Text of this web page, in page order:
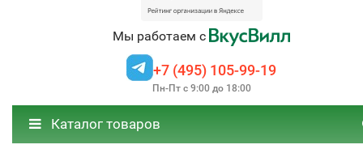
Мы работаем с
+7 (495) 105-99-19
Пн-Пт с 9:00 до 18:00
Каталог товаров